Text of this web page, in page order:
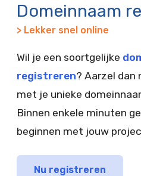
Domeinnaam
> Lekker snel online
Wil je een soortgelijke
registreren? Aarzel
met je unieke
Binnen enkele minuten
beginnen met jouw
Nu registreren